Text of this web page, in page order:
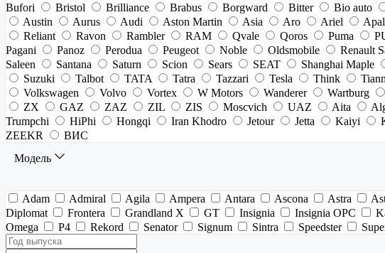
Bufori
Bristol Brilliance Brabus Borgward Bitter Bio auto
Austin
Aurus Audi Aston Martin Asia Aro Ariel Apal
Reliant
Ravon Rambler RAM Qvale Qoros Puma
Pagani
Panoz Perodua Peugeot Noble Oldsmobile Renault
Saleen
Santana Saturn Scion Sears SEAT Shanghai Maple
Suzuki
Talbot TATA Tatra Tazzari Tesla Think
Volkswagen
Volvo Vortex W Motors Wanderer Wartburg
ZX
GAZ ZAZ ZIL ZIS Moscvich UAZ Aita
Trumpchi
HiPhi Hongqi Iran Khodro Jetour Jetta Kaiyi
ZEEKR
ВИС
Модель
Adam Admiral Agila Ampera Antara Ascona Astra
Diplomat
Frontera Grandland X GT Insignia Insignia OPC
Omega
P4 Rekord Senator Signum Sintra Speedster